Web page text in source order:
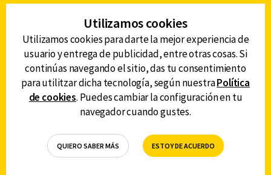
AVISO DE PRIVACIDAD
AVISO LEGAL
DEFENSORÍA DE LAS AUDIENCIAS
DESCARGA LA APP DE CANAL 6
Utilizamos cookies
Utilizamos cookies para darte la mejor experiencia de
usuario y entrega de publicidad, entre otras cosas. Si
continúas navegando el sitio, das tu consentimiento
para utilitzar dicha tecnología, según nuestraPolítica
de cookies. Puedes cambiar la configuración en tu
navegador cuando gustes.
QUIERO SABER MÁS ESTOY DE ACUERDO